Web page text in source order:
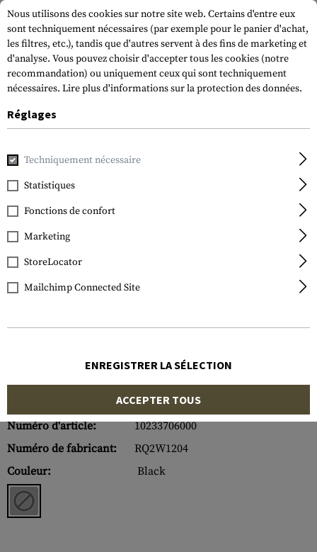
Leapers
QD 25.4mm CNC Mount
Rings High
Numéro d'article:
10233706000
Numéro de fabricant:
RQ2W1204
Couleur:
Black
Nous utilisons des cookies sur notre site web. Certains d'entre eux
sont techniquement nécessaires (par exemple pour le panier d'achat,
les filtres, etc.), tandis que d'autres servent à des fins de marketing et
d'analyse. Vous pouvez choisir d'accepter tous les cookies (notre
recommandation) ou uniquement ceux qui sont techniquement
nécessaires. Lire plus d'informations sur la protection des données.
Réglages
Techniquement nécessaire
Statistiques
Fonctions de confort
Marketing
StoreLocator
Mailchimp Connected Site
ENREGISTRER LA SÉLECTION
ACCEPTER TOUS